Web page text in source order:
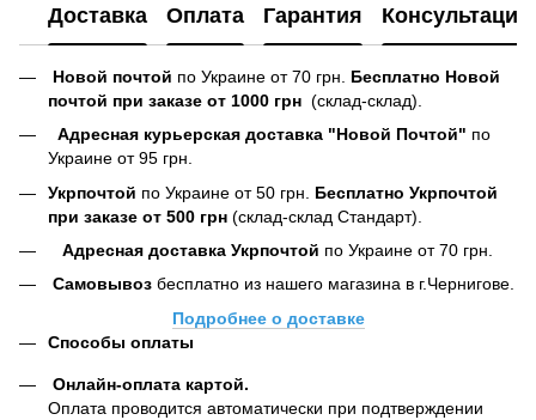
Доставка Оплата Гарантия Консультация
Новой почтой по Украине от 70 грн. Бесплатно Новой
почтой при заказе от 1000 грн (склад-склад).
Адресная курьерская доставка "Новой Почтой" по
Украине от 95 грн.
Укрпочтой по Украине от 50 грн. Бесплатно Укрпочтой
при заказе от 500 грн (склад-склад Стандарт).
Адресная доставка Укрпочтой по Украине от 70 грн.
Самовывоз бесплатно из нашего магазина в г.Чернигове.
Подробнее о доставке
Способы оплаты
Онлайн-оплата картой.
Оплата проводится автоматически при подтверждении